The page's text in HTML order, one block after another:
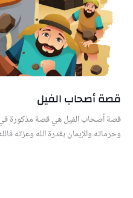
قصة أصحاب الفيل
قصة أصحاب الفيل هي قصة مذكورة في
وحرماته والإيمان بقدرة الله وعزته